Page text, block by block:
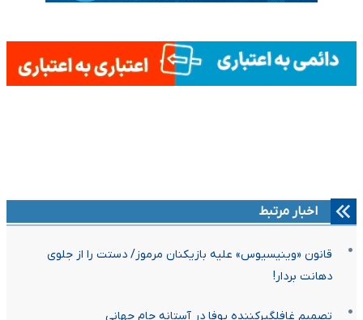
اخبار مرتبط
قانون «وینیسیوس» علیه بازیکنان مرموز/ دستت را از جلوی
دهانت بردار!
تصمیم غافلگیرکننده یوفا در آستانه جام جهانی